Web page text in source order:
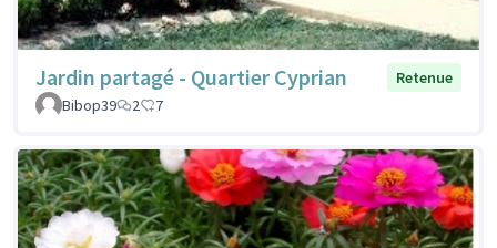
Jardin partagé - Quartier Cyprian
Retenue
Bibop39
2 7